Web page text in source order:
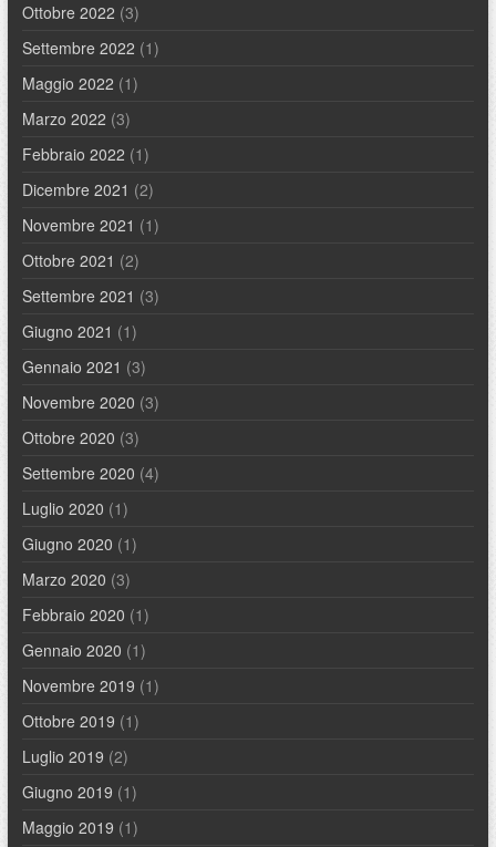
Ottobre 2022 (3)
Settembre 2022 (1)
Maggio 2022 (1)
Marzo 2022 (3)
Febbraio 2022 (1)
Dicembre 2021 (2)
Novembre 2021 (1)
Ottobre 2021 (2)
Settembre 2021 (3)
Giugno 2021 (1)
Gennaio 2021 (3)
Novembre 2020 (3)
Ottobre 2020 (3)
Settembre 2020 (4)
Luglio 2020 (1)
Giugno 2020 (1)
Marzo 2020 (3)
Febbraio 2020 (1)
Gennaio 2020 (1)
Novembre 2019 (1)
Ottobre 2019 (1)
Luglio 2019 (2)
Giugno 2019 (1)
Maggio 2019 (1)